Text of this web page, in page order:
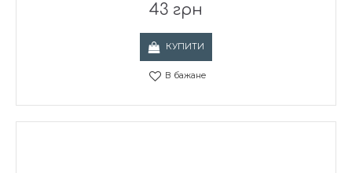
43 грн
КУПИТИ
В бажане